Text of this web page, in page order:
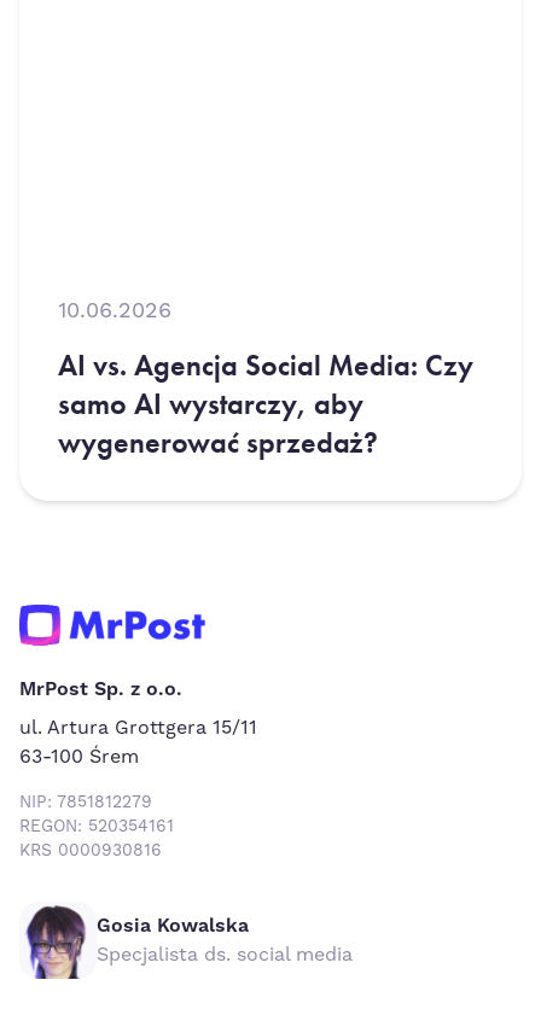
10.06.2026
AI vs. Agencja Social Media: Czy
samo AI wystarczy, aby
wygenerować sprzedaż?
MrPost Sp. z o.o.
ul. Artura Grottgera 15/11
63-100 Śrem
NIP: 7851812279
REGON: 520354161
KRS 0000930816
Gosia Kowalska
Specjalista ds. social media